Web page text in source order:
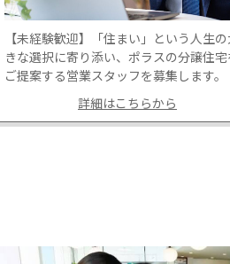
【未経験歓迎】「住まい」という人生
きな選択に寄り添い、ポラスの分譲住
ご提案する営業スタッフを募集します。
詳細はこちらから